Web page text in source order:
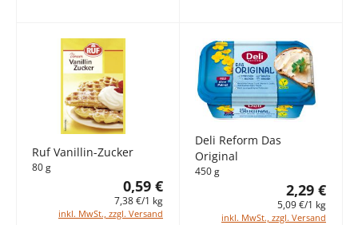
Ruf Vanillin-Zucker
80 g
0,59 €
7,38 €/1 kg
inkl. MwSt., zzgl. Versand
Deli Reform Das
Original
450 g
2,29 €
5,09 €/1 kg
inkl. MwSt., zzgl. Versand